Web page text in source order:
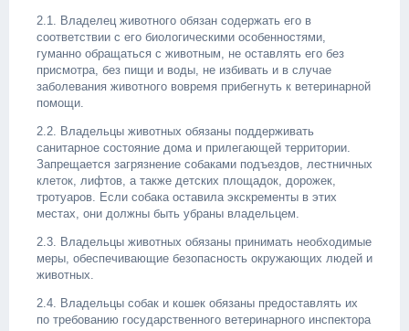
2.1. Владелец животного обязан содержать его в
соответствии с его биологическими особенностями,
гуманно обращаться с животным, не оставлять его без
присмотра, без пищи и воды, не избивать и в случае
заболевания животного вовремя прибегнуть к ветеринарной
помощи.
2.2. Владельцы животных обязаны поддерживать
санитарное состояние дома и прилегающей территории.
Запрещается загрязнение собаками подъездов, лестничных
клеток, лифтов, а также детских площадок, дорожек,
тротуаров. Если собака оставила экскременты в этих
местах, они должны быть убраны владельцем.
2.3. Владельцы животных обязаны принимать необходимые
меры, обеспечивающие безопасность окружающих людей и
животных.
2.4. Владельцы собак и кошек обязаны предоставлять их
по требованию государственного ветеринарного инспектора